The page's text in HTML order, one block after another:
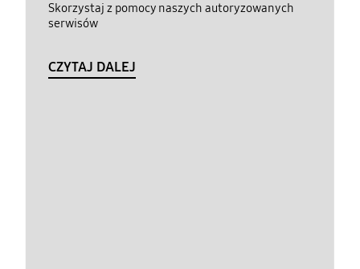
Skorzystaj z pomocy naszych autoryzowanych
serwisów
CZYTAJ DALEJ